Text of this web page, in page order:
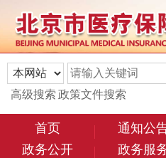
首页 通知公
政务公开
政务服
高级搜索 政策文件搜索